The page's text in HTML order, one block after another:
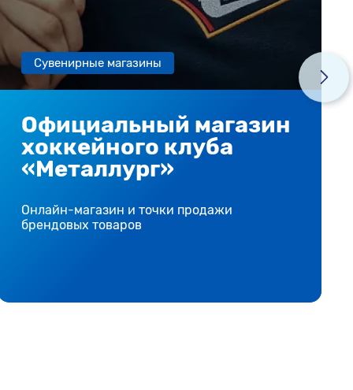
Сувенирные магазины
Официальный магазин
хоккейного клуба
«Металлург»
Онлайн-магазин и точки продажи
брендовых товаров